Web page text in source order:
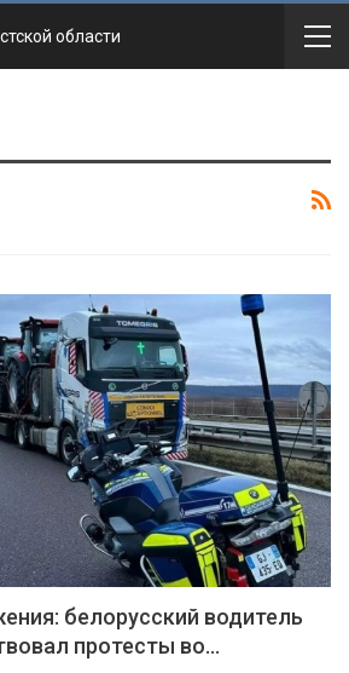
области
белорусский водитель
протесты во…